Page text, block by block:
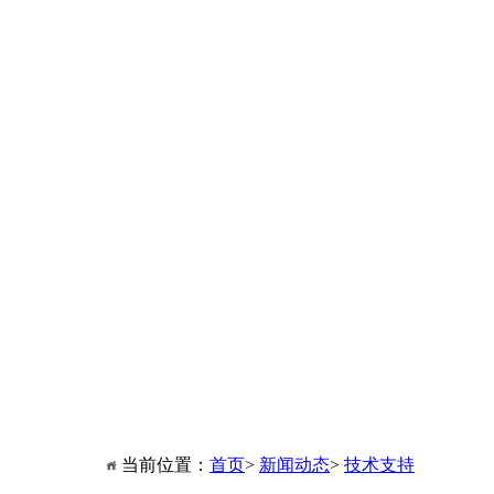
当前位置： 首页> 新闻动态> 技术支持